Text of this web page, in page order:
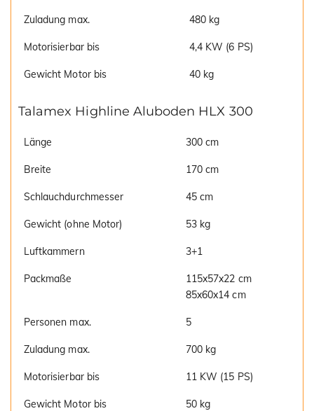
Zuladung max. 480 kg
Motorisierbar bis 4,4 KW (6 PS)
Gewicht Motor bis 40 kg
Talamex Highline Aluboden HLX 300
Länge 300 cm
Breite 170 cm
Schlauchdurchmesser 45 cm
Gewicht (ohne Motor) 53 kg
Luftkammern 3+1
Packmaße
115x57x22 cm
85x60x14 cm
Personen max. 5
Zuladung max. 700 kg
Motorisierbar bis 11 KW (15 PS)
Gewicht Motor bis 50 kg